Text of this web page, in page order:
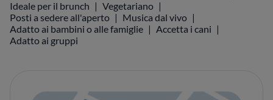
Ideale per il brunch
Vegetariano
Posti a sedere all'aperto
Musica dal vivo
Adatto ai bambini o alle famiglie
Accetta i cani
Adatto ai gruppi